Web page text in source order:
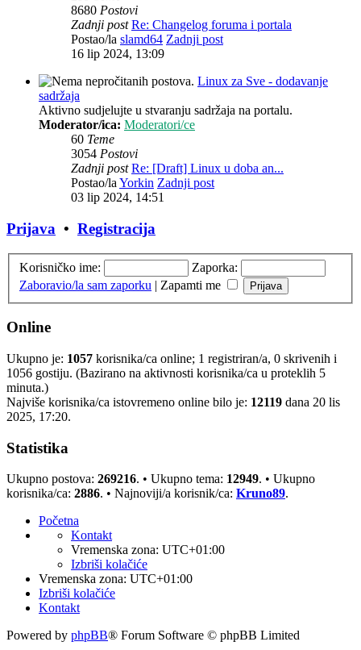
8680 Postovi
Zadnji post Re: Changelog foruma i portala
Postao/la slamd64 Zadnji post
16 lip 2024, 13:09
Linux za Sve - dodavanje
sadržaja
Aktivno sudjelujte u stvaranju sadržaja na portalu.
Moderator/ica: Moderatori/ce
60 Teme
3054 Postovi
Zadnji post Re: [Draft] Linux u doba an...
Postao/laYorkin Zadnji post
03 lip 2024, 14:51
Prijava • Registracija
Korisničko ime:
Zaporka:
Zaboravio/la sam zaporku | Zapamti me
Online
Ukupno je: 1057 korisnika/ca online; 1 registriran/a, 0 skrivenih i
1056 gostiju. (Bazirano na aktivnosti korisnika/ca u proteklih 5
minuta.)
Najviše korisnika/ca istovremeno online bilo je: 12119 dana 20 lis
2025, 17:20.
Statistika
Ukupno postova: 269216. • Ukupno tema: 12949. • Ukupno
korisnika/ca: 2886. • Najnoviji/a korisnik/ca: Kruno89.
Početna
Kontakt
Vremenska zona: UTC+01:00
Izbriši kolačiće
Vremenska zona: UTC+01:00
Izbriši kolačiće
Kontakt
Powered by phpBB® Forum Software © phpBB Limited